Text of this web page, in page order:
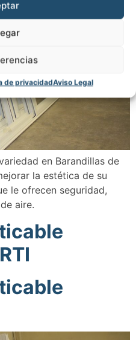
de privacidadAviso Legal
en Barandillas de
la estética de su
le ofrecen seguridad,
aire.